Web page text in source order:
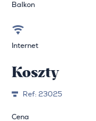
Balkon
Internet
Koszty
Ref: 23025
Cena